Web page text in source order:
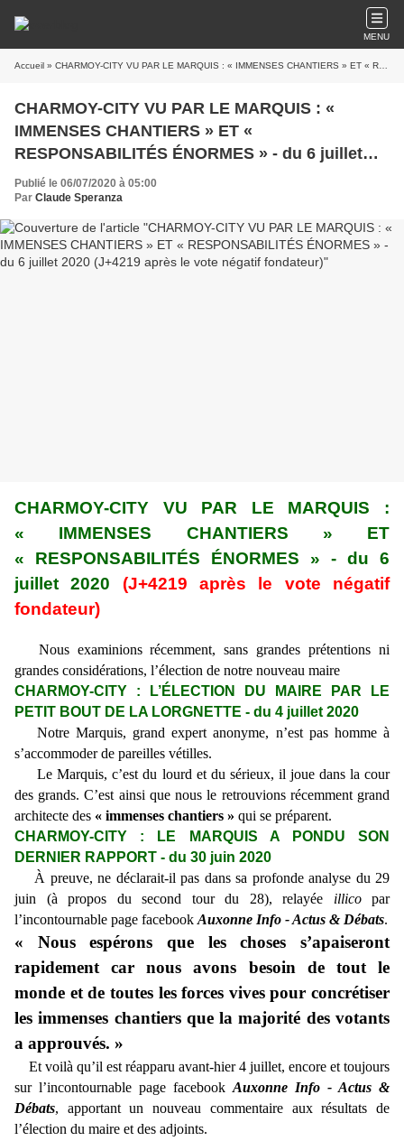
MENU
Accueil » CHARMOY-CITY VU PAR LE MARQUIS : « IMMENSES CHANTIERS » ET « RESPONSABILITÉS ÉNORMES » - du 6 juillet 2020 (J+4219 après le vote négatif fondateur)
CHARMOY-CITY VU PAR LE MARQUIS : «
IMMENSES CHANTIERS » ET «
RESPONSABILITÉS ÉNORMES » - du 6 juillet
2020 (J+4219 après le vote négatif fondateur)
Publié le 06/07/2020 à 05:00
Par Claude Speranza
CHARMOY-CITY VU PAR LE MARQUIS :
« IMMENSES CHANTIERS » ET
« RESPONSABILITÉS ÉNORMES » - du 6
juillet 2020 (J+4219 après le vote négatif
fondateur)
Nous examinions récemment, sans grandes prétentions ni
grandes considérations, l’élection de notre nouveau maire
CHARMOY-CITY : L’ÉLECTION DU MAIRE PAR LE
PETIT BOUT DE LA LORGNETTE - du 4 juillet 2020
Notre Marquis, grand expert anonyme, n’est pas homme à
s’accommoder de pareilles vétilles.
Le Marquis, c’est du lourd et du sérieux, il joue dans la cour
des grands. C’est ainsi que nous le retrouvions récemment grand
architecte des « immenses chantiers » qui se préparent.
CHARMOY-CITY : LE MARQUIS A PONDU SON
DERNIER RAPPORT - du 30 juin 2020
À preuve, ne déclarait-il pas dans sa profonde analyse du 29
juin (à propos du second tour du 28), relayée illicopar
l’incontournable page facebook Auxonne Info - Actus & Débats.
« Nous espérons que les choses s’apaiseront
rapidement car nous avons besoin de tout le
monde et de toutes les forces vives pour concrétiser
les immenses chantiers que la majorité des votants
a approuvés. »
Et voilà qu’il est réapparu avant-hier 4 juillet, encore et toujours
sur l’incontournable page facebook Auxonne Info - Actus &
Débats, apportant un nouveau commentaire aux résultats de
l’élection du maire et des adjoints.